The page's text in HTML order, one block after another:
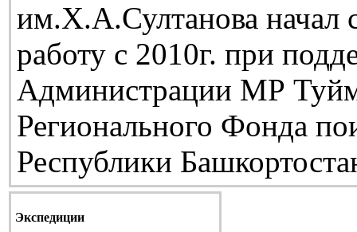
им.Х.А.Султанова начал
работу с 2010г. при
Администрации МР
Регионального Фонда
Республики
Экспедиции